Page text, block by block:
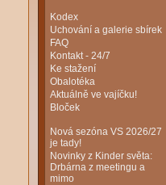
Kodex
Uchování a galerie sbírek
FAQ
Kontakt - 24/7
Ke stažení
Obalotéka
Aktuálně ve vajíčku!
Bloček
Nová sezóna VS 2026/27
je tady!
Novinky z Kinder světa:
Drbárna z meetingu a
mimo